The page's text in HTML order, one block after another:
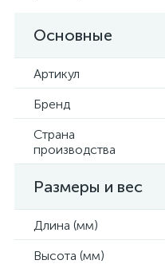
Основные
Артикул
Бренд
Страна
производства
Размеры и вес
Длина (мм)
Высота (мм)